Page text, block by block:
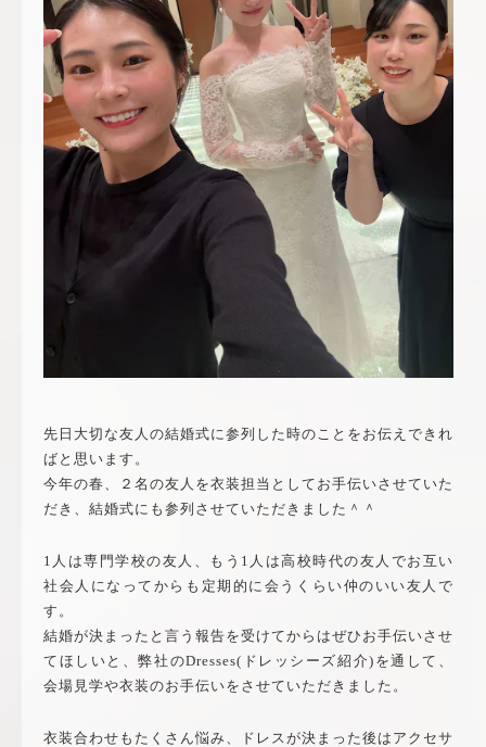
先日大切な友人の結婚式に参列した時のことをお伝えできれ
ばと思います。
今年の春、２名の友人を衣装担当としてお手伝いさせていた
だき、結婚式にも参列させていただきました＾＾
1人は専門学校の友人、もう1人は高校時代の友人でお互い
社会人になってからも定期的に会うくらい仲のいい友人で
す。
結婚が決まったと言う報告を受けてからはぜひお手伝いさせ
てほしいと、弊社のDresses(ドレッシーズ紹介)を通して、
会場見学や衣装のお手伝いをさせていただきました。
衣装合わせもたくさん悩み、ドレスが決まった後はアクセサ